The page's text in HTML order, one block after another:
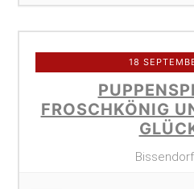
18
FROSCHKÖNIG